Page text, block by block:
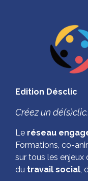
Edition Désclic
Créez un dé(s)clic.
Le réseau
Formations, co-
sur tous les enjeux
du travail social ,